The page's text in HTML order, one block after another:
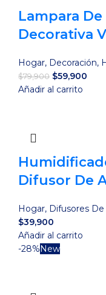
Lampara
Decorativa
Hogar, Decoración,
$79,900 El
precio
$59,900
Añadir al carrito
Difusor De
Hogar, Difusores
$39,900
Añadir al carrito
-28% New